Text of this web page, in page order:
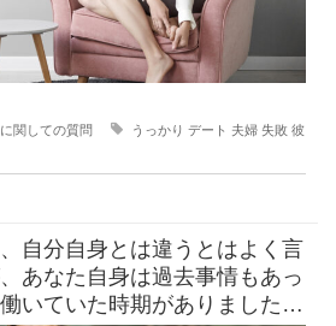
関しての質問 うっかり デート 夫婦 失敗 彼
自分自身とは違うとはよく言
あなた自身は過去事情もあっ
いていた時期がありました